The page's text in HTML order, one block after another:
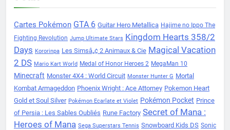
Cartes Pokémon GTA 6 Guitar Hero Metallica Hajime no Ippo The
Fighting Revolution Jump Ultimate Stars Kingdom Hearts 358/2
Days Kororinpa Les Simsâ„¢ 2 Animaux & Cie Magical Vacation
2 DS Mario Kart World Medal of Honor Heroes 2 MegaMan 10
Minecraft Monster 4X4 : World Circuit Monster Hunter G Mortal
Kombat Armageddon Phoenix Wright : Ace Attorney Pokemon Heart
Gold et Soul Silver Pokémon Ecarlate et Violet Pokémon Pocket Prince
of Persia : Les Sables Oubliés Rune Factory Secret of Mana :
Heroes of Mana Sega Superstars Tennis Snowboard Kids DS Sonic